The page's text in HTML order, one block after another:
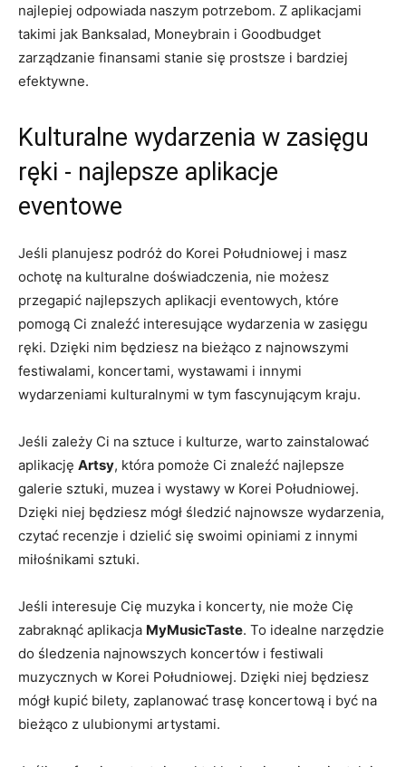
najlepiej odpowiada naszym potrzebom. Z aplikacjami
takimi jak Banksalad, Moneybrain‍ i Goodbudget
‍zarządzanie ‍finansami‌ stanie się prostsze⁣ i bardziej
⁤efektywne.
Kulturalne wydarzenia​ w zasięgu⁢
ręki -‍ najlepsze ‌aplikacje⁢
eventowe
Jeśli planujesz podróż do ‌Korei Południowej i ⁣masz
ochotę na‍ kulturalne doświadczenia, nie możesz
przegapić najlepszych aplikacji ⁢eventowych, które
pomogą Ci znaleźć interesujące wydarzenia w zasięgu
ręki. Dzięki⁢ nim ⁣będziesz na bieżąco z najnowszymi
festiwalami, koncertami, wystawami i⁤ innymi‍
wydarzeniami⁣ kulturalnymi ‌w​ tym fascynującym kraju.
Jeśli ‍zależy​ Ci ​na sztuce i ⁢kulturze, warto‍ zainstalować⁣
aplikację Artsy,⁤ która⁣ pomoże Ci znaleźć najlepsze​
galerie ‍sztuki, muzea i wystawy w Korei⁤ Południowej.
Dzięki ⁢niej ⁢będziesz ‌mógł⁤ śledzić najnowsze wydarzenia, ​
czytać recenzje i dzielić się swoimi opiniami z innymi
‌miłośnikami sztuki.
Jeśli interesuje ‌Cię ​muzyka i koncerty, nie może Cię
zabraknąć‍ aplikacja MyMusicTaste. ​To idealne ⁤narzędzie
do śledzenia⁢ najnowszych​ koncertów i festiwali⁤
muzycznych w Korei⁢ Południowej. Dzięki⁤ niej będziesz‌
mógł ‍kupić bilety, zaplanować trasę koncertową ⁢i być na
bieżąco z ‍ulubionymi artystami.